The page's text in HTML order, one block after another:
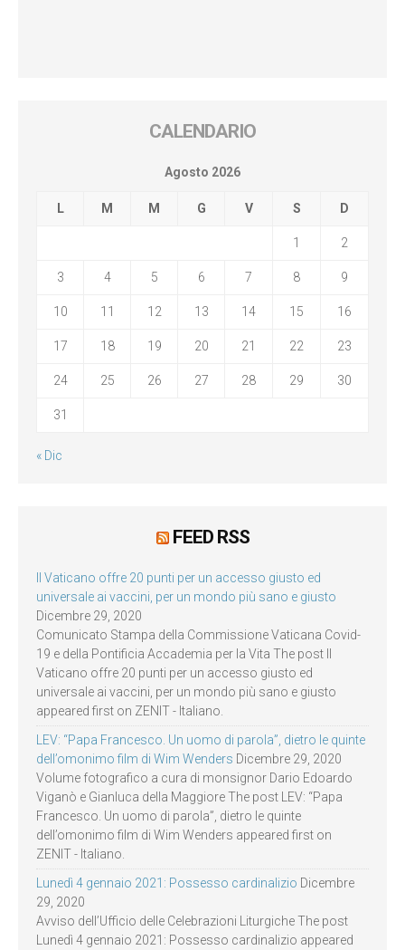
CALENDARIO
Agosto 2026
L M M G V S D
1 2
3 4 5 6 7 8 9
10 11 12 13 14 15 16
17 18 19 20 21 22 23
24 25 26 27 28 29 30
31
« Dic
FEED RSS
Il Vaticano offre 20 punti per un accesso giusto ed
universale ai vaccini, per un mondo più sano e giusto
Dicembre 29, 2020
Comunicato Stampa della Commissione Vaticana Covid-
19 e della Pontificia Accademia per la Vita The post Il
Vaticano offre 20 punti per un accesso giusto ed
universale ai vaccini, per un mondo più sano e giusto
appeared first on ZENIT - Italiano.
LEV: “Papa Francesco. Un uomo di parola”, dietro le quinte
dell’omonimo film di Wim Wenders Dicembre 29, 2020
Volume fotografico a cura di monsignor Dario Edoardo
Viganò e Gianluca della Maggiore The post LEV: “Papa
Francesco. Un uomo di parola”, dietro le quinte
dell’omonimo film di Wim Wenders appeared first on
ZENIT - Italiano.
Lunedì 4 gennaio 2021: Possesso cardinalizio Dicembre
29, 2020
Avviso dell’Ufficio delle Celebrazioni Liturgiche The post
Lunedì 4 gennaio 2021: Possesso cardinalizio appeared